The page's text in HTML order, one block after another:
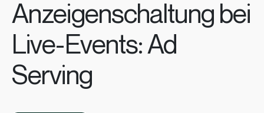
Anzeigenschaltung bei
Live-Events: Ad
Serving